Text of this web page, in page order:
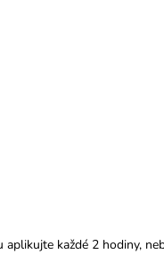
každé 2 hodiny,